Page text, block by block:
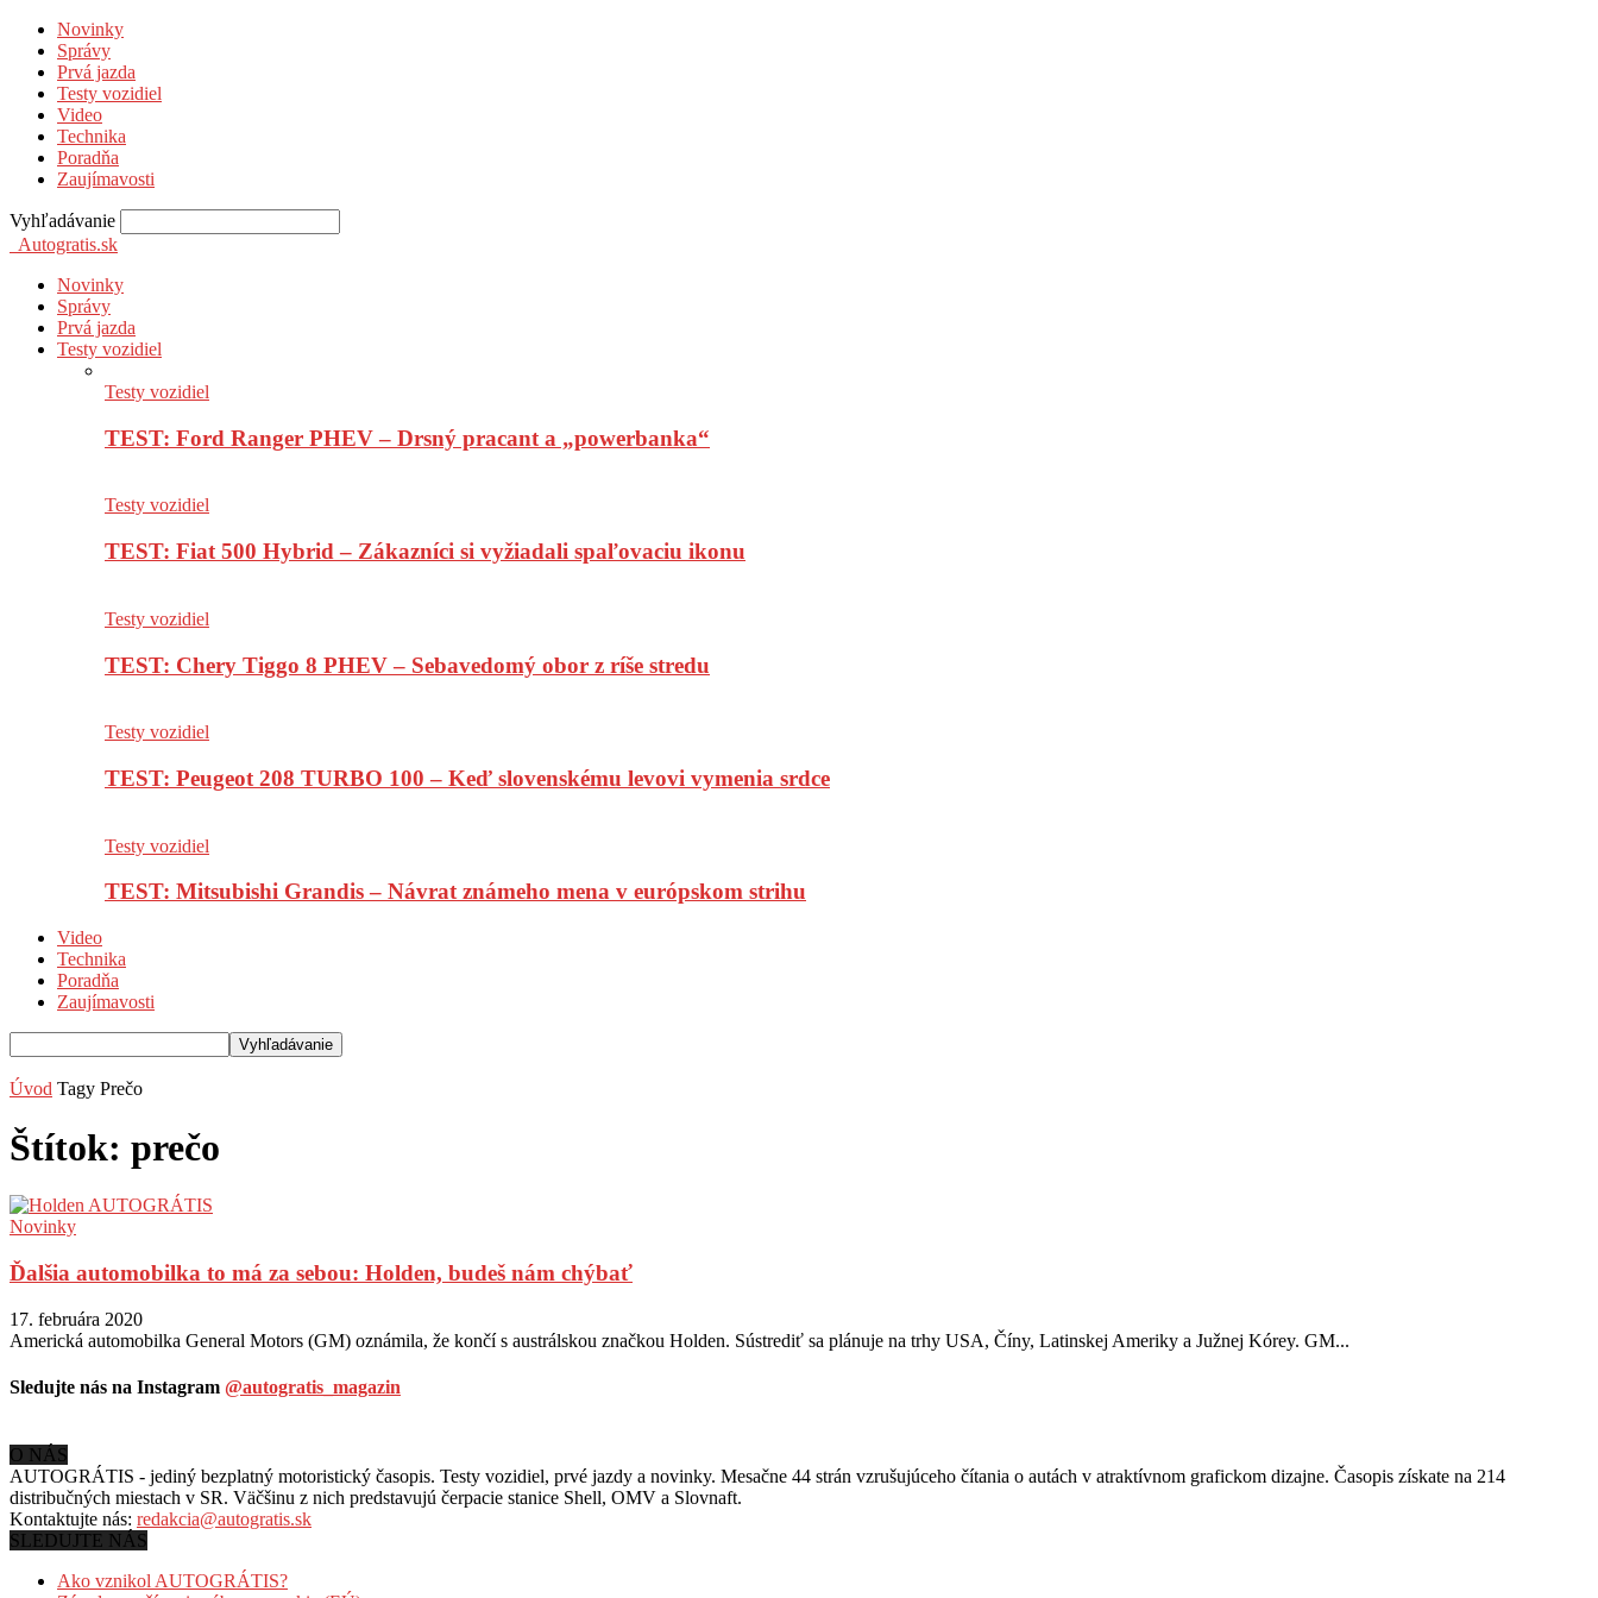
Novinky
Správy
Prvá jazda
Testy vozidiel
Video
Technika
Poradňa
Zaujímavosti
Vyhľadávanie
Autogratis.sk
Novinky
Správy
Prvá jazda
Testy vozidiel
Testy vozidiel
TEST: Ford Ranger PHEV – Drsný pracant a „powerbanka“
Testy vozidiel
TEST: Fiat 500 Hybrid – Zákazníci si vyžiadali spaľovaciu ikonu
Testy vozidiel
TEST: Chery Tiggo 8 PHEV – Sebavedomý obor z ríše stredu
Testy vozidiel
TEST: Peugeot 208 TURBO 100 – Keď slovenskému levovi vymenia srdce
Testy vozidiel
TEST: Mitsubishi Grandis – Návrat známeho mena v európskom strihu
Video
Technika
Poradňa
Zaujímavosti
Úvod Tagy Prečo
Štítok: prečo
Novinky
Ďalšia automobilka to má za sebou: Holden, budeš nám chýbať
17. februára 2020
Americká automobilka General Motors (GM) oznámila, že končí s austrálskou značkou Holden. Sústrediť sa plánuje na trhy USA, Číny, Latinskej Ameriky a Južnej Kórey. GM...
Sledujte nás na Instagram @autogratis_magazin
O NÁS
AUTOGRÁTIS - jediný bezplatný motoristický časopis. Testy vozidiel, prvé jazdy a novinky. Mesačne 44 strán vzrušujúceho čítania o autách v atraktívnom grafickom dizajne. Časopis získate na 214
distribučných miestach v SR. Väčšinu z nich predstavujú čerpacie stanice Shell, OMV a Slovnaft.
Kontaktujte nás: redakcia@autogratis.sk
SLEDUJTE NÁS
Ako vznikol AUTOGRÁTIS?